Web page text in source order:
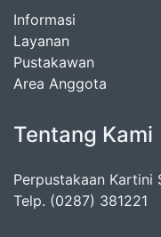
Informasi
Layanan
Pustakawan
Area Anggota
Tentang Kami
Perpustakaan Kartini
Telp. (0287) 381221